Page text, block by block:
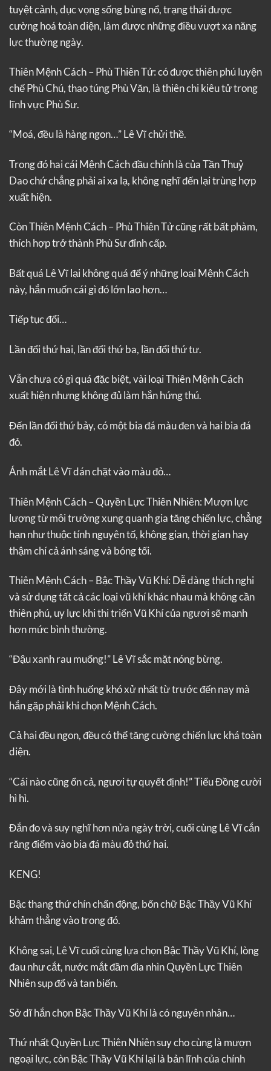
tuyệt cảnh, dục vọng sống bùng nổ, trạng thái được
cường hoá toàn diện, làm được những điều vượt xa năng
lực thường ngày.
Thiên Mệnh Cách – Phù Thiên Tử: có được thiên phú luyện
chế Phù Chú, thao túng Phù Văn, là thiên chi kiêu tử trong
lĩnh vực Phù Sư.
“Moá, đều là hàng ngon…” Lê Vĩ chửi thề.
Trong đó hai cái Mệnh Cách đầu chính là của Tần Thuỷ
Dao chứ chẳng phải ai xa lạ, không nghĩ đến lại trùng hợp
xuất hiện.
Còn Thiên Mệnh Cách – Phù Thiên Tử cũng rất bất phàm,
thích hợp trở thành Phù Sư đỉnh cấp.
Bất quá Lê Vĩ lại không quá để ý những loại Mệnh Cách
này, hắn muốn cái gì đó lớn lao hơn…
Tiếp tục đổi…
Lần đổi thứ hai, lần đổi thứ ba, lần đổi thứ tư.
Vẫn chưa có gì quá đặc biệt, vài loại Thiên Mệnh Cách
xuất hiện nhưng không đủ làm hắn hứng thú.
Đến lần đổi thứ bảy, có một bia đá màu đen và hai bia đá
đỏ.
Ánh mắt Lê Vĩ dán chặt vào màu đỏ…
Thiên Mệnh Cách – Quyền Lực Thiên Nhiên: Mượn lực
lượng từ môi trường xung quanh gia tăng chiến lực, chẳng
hạn như thuộc tính nguyên tố, không gian, thời gian hay
thậm chí cả ánh sáng và bóng tối.
Thiên Mệnh Cách – Bậc Thầy Vũ Khí: Dễ dàng thích nghi
và sử dụng tất cả các loại vũ khí khác nhau mà không cần
thiên phú, uy lực khi thi triển Vũ Khí của ngươi sẽ mạnh
hơn mức bình thường.
“Đậu xanh rau muống!” Lê Vĩ sắc mặt nóng bừng.
Đây mới là tình huống khó xử nhất từ trước đến nay mà
hắn gặp phải khi chọn Mệnh Cách.
Cả hai đều ngon, đều có thể tăng cường chiến lực khá toàn
diện.
“Cái nào cũng ổn cả, ngươi tự quyết định!” Tiểu Đồng cười
hì hì.
Đắn đo và suy nghĩ hơn nửa ngày trời, cuối cùng Lê Vĩ cắn
răng điểm vào bia đá màu đỏ thứ hai.
KENG!
Bậc thang thứ chín chấn động, bốn chữ Bậc Thầy Vũ Khí
khảm thẳng vào trong đó.
Không sai, Lê Vĩ cuối cùng lựa chọn Bậc Thầy Vũ Khí, lòng
đau như cắt, nước mắt đầm đìa nhìn Quyền Lực Thiên
Nhiên sụp đổ và tan biến.
Sở dĩ hắn chọn Bậc Thầy Vũ Khí là có nguyên nhân…
Thứ nhất Quyền Lực Thiên Nhiên suy cho cùng là mượn
ngoại lực, còn Bậc Thầy Vũ Khí lại là bản lĩnh của chính